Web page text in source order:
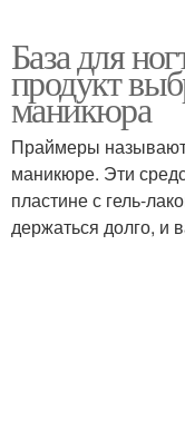
База для
продукт
маникюра
Праймеры
маникюре. Эти
пластине с гель-
держаться долго, и